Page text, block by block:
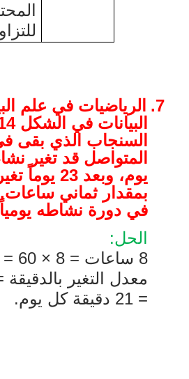
7.
الرياضيات في علم
السنجاب الذي بقى
المتواصل قد تغير
يوم، وبعد
بمقدار ثماني ساعات.
في دورة نشاطه يومياً
الحل:
8 ساعات = 8
×
معدل التغير بالدقيقة =
= 21 دقيقة كل يوم.